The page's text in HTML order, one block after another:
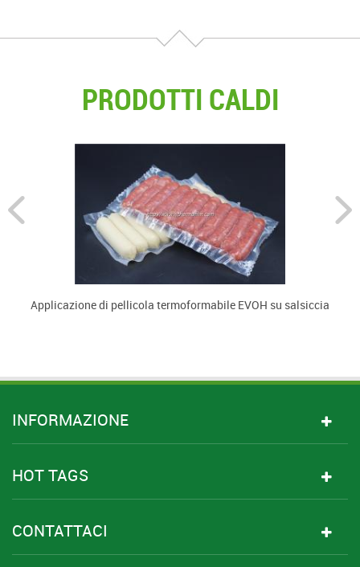
PRODOTTI CALDI
Applicazione di pellicola termoformabile EVOH su salsiccia
INFORMAZIONE
HOT TAGS
CONTATTACI